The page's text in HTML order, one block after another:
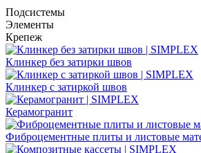
Подсистемы
Элементы
Крепеж
Клинкер без затирки швов
Клинкер с затиркой швов
Керамогранит
Фиброцементные плиты и листовые